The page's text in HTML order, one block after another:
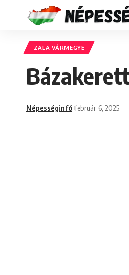
ZALA VÁRMEGYE
Népességinfó február 6, 2025